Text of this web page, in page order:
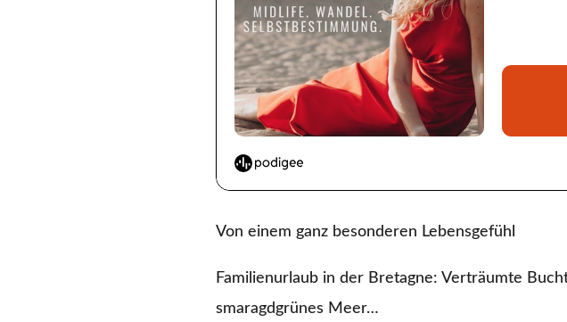
Von einem ganz besonderen Lebensgefühl
Familienurlaub in der Bretagne: Verträumte
smaragdgrünes Meer…